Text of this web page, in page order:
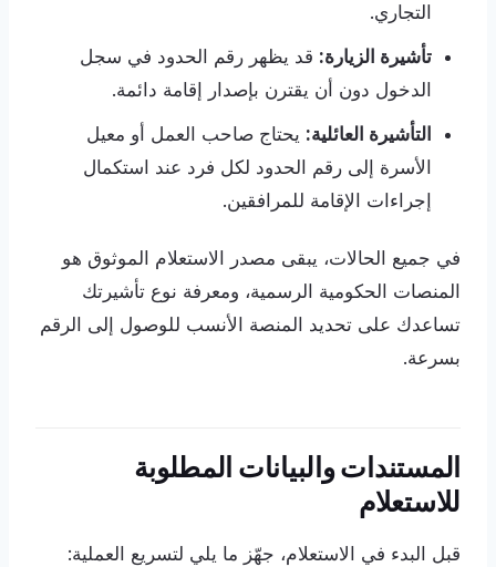
التجاري.
تأشيرة الزيارة: قد يظهر رقم الحدود في سجل
الدخول دون أن يقترن بإصدار إقامة دائمة.
التأشيرة العائلية: يحتاج صاحب العمل أو معيل
الأسرة إلى رقم الحدود لكل فرد عند استكمال
إجراءات الإقامة للمرافقين.
في جميع الحالات، يبقى مصدر الاستعلام الموثوق هو
المنصات الحكومية الرسمية، ومعرفة نوع تأشيرتك
تساعدك على تحديد المنصة الأنسب للوصول إلى الرقم
بسرعة.
المستندات والبيانات المطلوبة
للاستعلام
قبل البدء في الاستعلام، جهّز ما يلي لتسريع العملية: